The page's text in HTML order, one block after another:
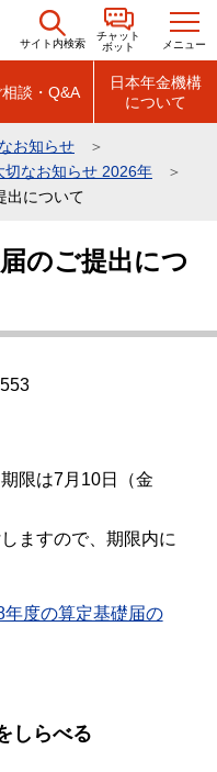
サイト内検索
チャット
ボット
メニュー
相談・Q&A
日本年金機構
について
お知らせ
切なお知らせ 2026年
出について
のご提出につ
限は7月10日（金
ますので、期限内に
年度の算定基礎届の
しらべる